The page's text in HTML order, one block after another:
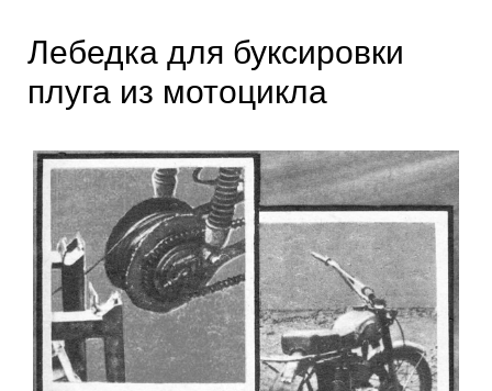
Лебедка для буксировки
плуга из мотоцикла